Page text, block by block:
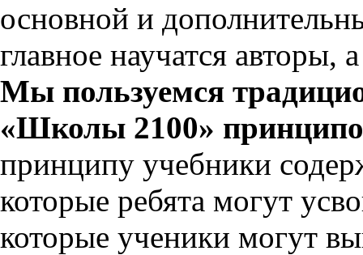
основной и
главное научатся авторы,
Мы пользуемся
«Школы 2100»
принципу учебники
которые ребята могут
которые ученики могут